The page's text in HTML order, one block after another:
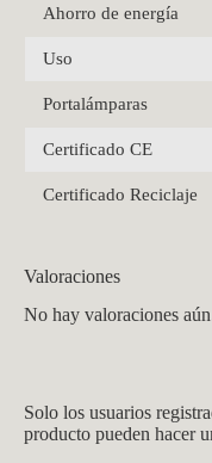
Ahorro de energía
Uso
Portalámparas
Certificado CE
Certificado Reciclaje
Valoraciones
No hay valoraciones
Solo los usuarios
producto pueden hacer